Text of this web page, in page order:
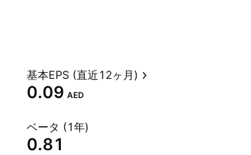
基本EPS (直近12ヶ月)
0.09 AED
ベータ (1年)
0.81